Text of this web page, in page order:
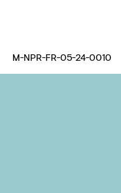
M-NPR-FR-05-24-0010